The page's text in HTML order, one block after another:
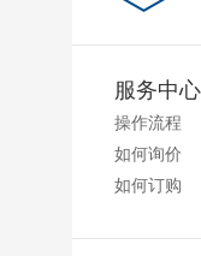
服务中心
操作流程
如何询价
如何订购